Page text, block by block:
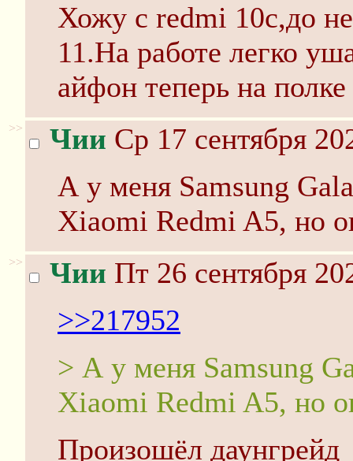
Хожу с redmi 10c,до
11.На работе легко
айфон теперь на
>> Чии Ср 17 сентября
А у меня Samsung
Xiaomi Redmi A5, но
>> Чии Пт 26 сентября
>>217952
> А у меня Samsung
Xiaomi Redmi A5, но
Произошёл даунгрейд